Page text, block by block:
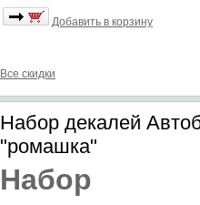
Добавить в корзину
Все скидки
Набор декалей
"ромашка"
Набор